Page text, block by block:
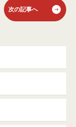
次の記事へ